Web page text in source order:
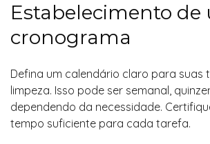
Estabelecimento de
cronograma
Defina um calendário claro para suas
limpeza. Isso pode ser semanal,
dependendo da necessidade.
tempo suficiente para cada tarefa.